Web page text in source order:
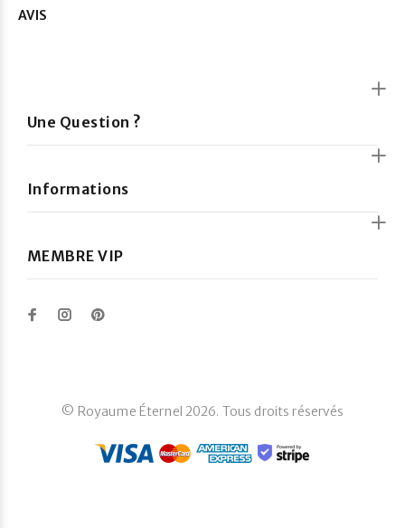
AVIS
Une Question ?
Informations
MEMBRE VIP
© Royaume Éternel 2026. Tous droits réservés